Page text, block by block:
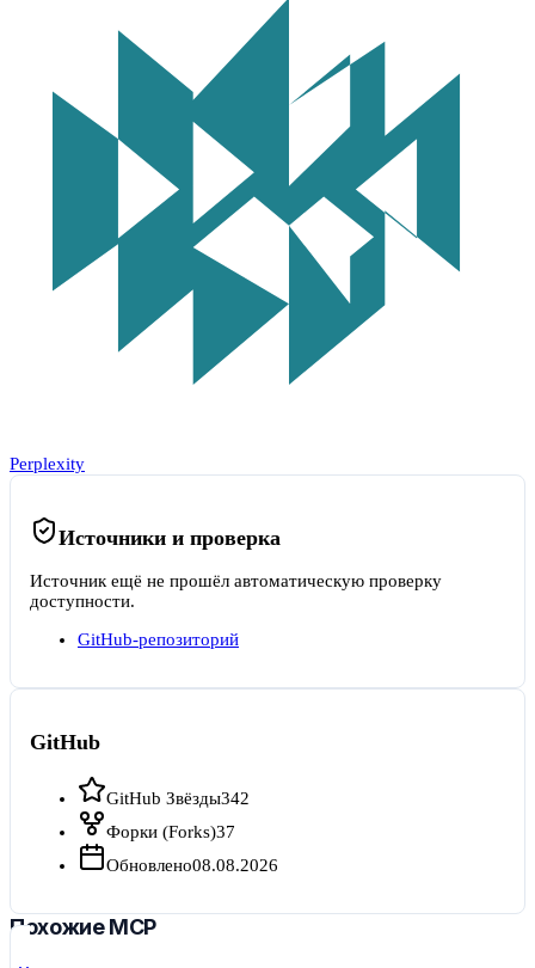
Perplexity
Источники и проверка
Источник ещё не прошёл автоматическую проверку
доступности.
GitHub-репозиторий
GitHub
GitHub Звёзды342
Форки (Forks)37
Обновлено08.08.2026
Похожие MCP